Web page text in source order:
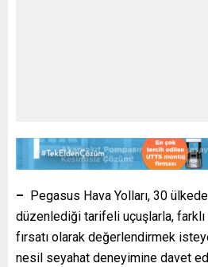
– Pegasus Hava Yolları, 30
düzenlediği tarifeli uçuşlarla,
fırsatı olarak değerlendirmek
nesil seyahat deneyimine davet